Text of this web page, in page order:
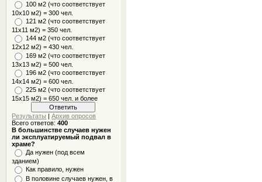
100 м2 (что соответствует
10x10 м2) = 300 чел.
121 м2 (что соответствует
11х11 м2) = 350 чел.
144 м2 (что соответствует
12х12 м2) = 430 чел.
169 м2 (что соответствует
13х13 м2) = 500 чел.
196 м2 (что соответствует
14х14 м2) = 600 чел.
225 м2 (что соответствует
15х15 м2) = 650 чел. и более
Результаты |Архив опросов
Всего ответов:400
В большинстве случаев нужен
ли эксплуатируемый подвал в
храме?
Да нужен (под всем
зданием)
Как правило, нужен
В половине случаев нужен, в